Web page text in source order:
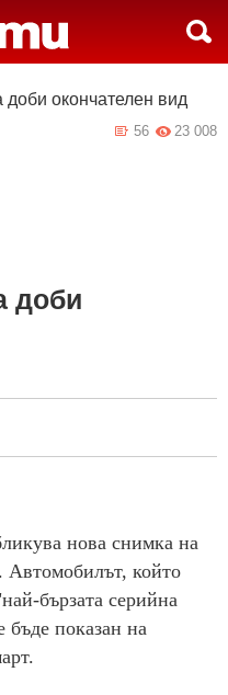
окончателен вид
23 008
56
доби
нова снимка на
Автомобилът, който
бързата серийна
показан на